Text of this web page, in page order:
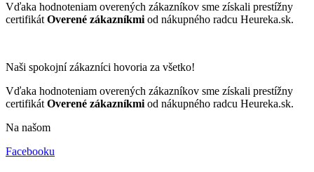
Vďaka hodnoteniam overených zákazníkov sme získali prestížny
certifikát Overené zákazníkmi od nákupného radcu Heureka.sk.
Naši spokojní zákazníci hovoria za všetko!
Vďaka hodnoteniam overených zákazníkov sme získali prestížny
certifikát Overené zákazníkmi od nákupného radcu Heureka.sk.
Na našom
Facebooku